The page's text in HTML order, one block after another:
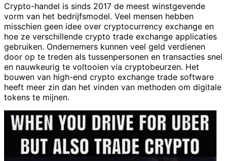
Crypto-handel is sinds 2017 de meest winstgevende
vorm van het bedrijfsmodel. Veel mensen hebben
misschien geen idee over cryptocurrency exchange en
hoe ze verschillende crypto trade exchange applicaties
gebruiken. Ondernemers kunnen veel geld verdienen
door op te treden als tussenpersonen en transacties snel
en nauwkeurig te voltooien via cryptobeurzen. Het
bouwen van high-end crypto exchange trade software
heeft meer zin dan het vinden van methoden om digitale
tokens te mijnen.